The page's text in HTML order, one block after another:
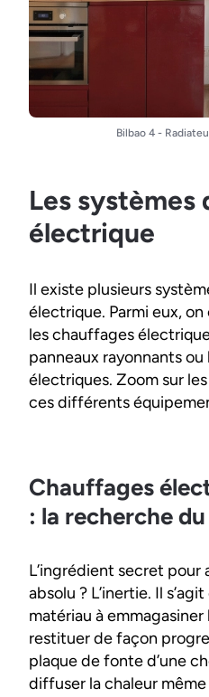
Bilbao 4 -
Les systèmes
électrique
Il existe plusieurs
électrique. Parmi eux,
les chauffages
panneaux rayonnants
électriques. Zoom sur
ces différents
Chauffages
: la recherche
L’ingrédient secret
absolu ? L’inertie. Il
matériau à emmagasiner
restituer de façon
plaque de fonte d’une
diffuser la chaleur